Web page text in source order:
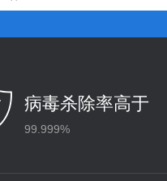
病毒杀除率高于
99.999%